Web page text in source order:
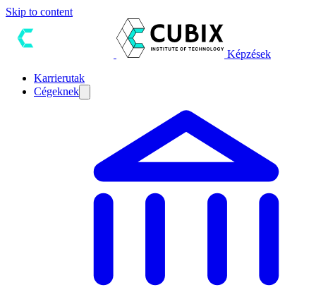
Skip to content
Képzések
Karrierutak
Cégeknek